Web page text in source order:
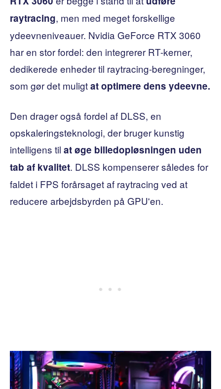
raytracing, men med meget forskellige
ydeevneniveauer. Nvidia GeForce RTX 3060
har en stor fordel: den integrerer RT-kerner,
dedikerede enheder til raytracing-beregninger,
som gør det muligtat optimere dens ydeevne.
Den drager også fordel af DLSS, en
opskaleringsteknologi, der bruger kunstig
intelligens til at øge billedopløsningen uden
tab af kvalitet. DLSS kompenserer således for
faldet i FPS forårsaget af raytracing ved at
reducere arbejdsbyrden på GPU'en.